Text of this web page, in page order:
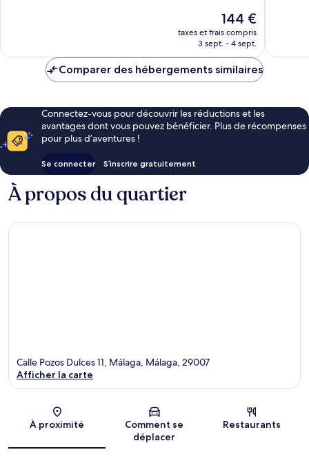
Le
nouveau
prix
de
144 €
taxes et frais compris
3 sept. - 4 sept.
Comparer des hébergements similaires
Connectez-vous pour découvrir les réductions et les
avantages dont vous pouvez bénéficier. Plus de récompenses
pour plus d’aventures !
Se connecter S’inscrire gratuitement
À propos du quartier
Carte
Calle Pozos Dulces 11, Málaga, Málaga, 29007
Afficher la carte
À proximité
Comment se
déplacer
Restaurants